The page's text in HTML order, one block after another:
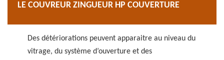
LE COUVREUR ZINGUEUR HP COUVERTURE
Des détériorations peuvent apparaitre au niveau du
vitrage, du système d’ouverture et des